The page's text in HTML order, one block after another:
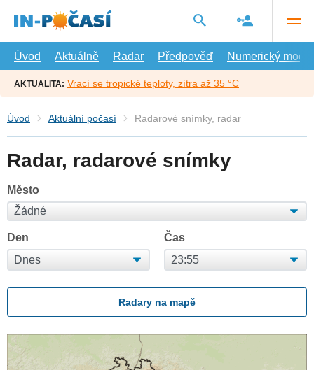
hlavní
Úvod
Aktuálně Radar Předpověď Numerický model
AKTUALITA: Vrací se tropické teploty, zítra až 35 °C
Úvod Aktuální počasí Radarové snímky, radar
Radar, radarové snímky
Město
Den Čas
Radary na mapě